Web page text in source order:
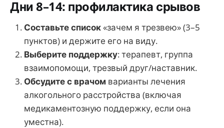
Дни 8–14: профилактика срывов
Составьте список«зачем я трезвею» (3–5
пунктов) и держите его на виду.
Выберите поддержку: терапевт, группа
взаимопомощи, трезвый друг/наставник.
Обсудите с врачом варианты лечения
алкогольного расстройства (включая
медикаментозную поддержку, если она
уместна).